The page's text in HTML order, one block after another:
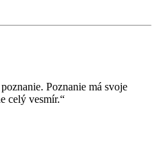
Poznanie má svoje
celý vesmír.